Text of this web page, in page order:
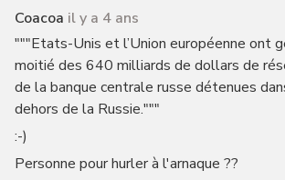
Coacoa il y a 4 ans
"""Etats-Unis et l’Union européenne ont
moitié des 640 milliards de dollars de
de la banque centrale russe détenues
dehors de la Russie."""
:-)
Personne pour hurler à l'arnaque ??